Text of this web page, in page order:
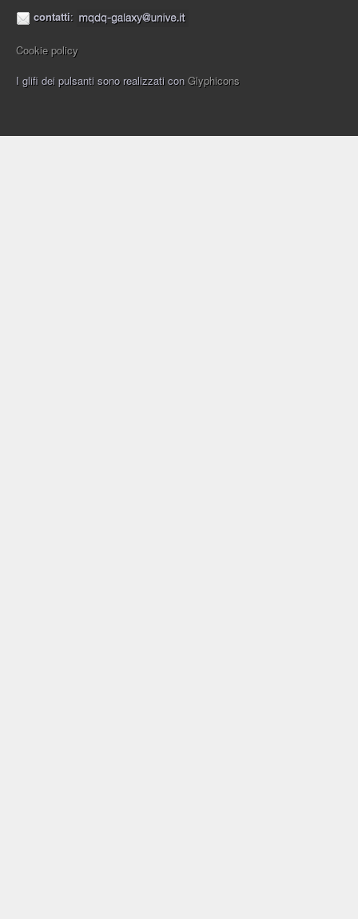
contatti:
Cookie policy
I glifi dei pulsanti sono realizzati con Glyphicons